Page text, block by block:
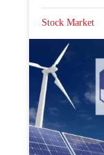
Stock Market